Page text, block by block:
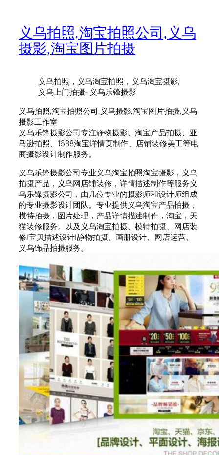
义乌拍照,淘宝拍照公司,义乌
摄影,淘宝图片拍摄
义乌拍照，义乌淘宝拍照，义乌淘宝摄影,
义乌上门拍摄- 义乌乐锋摄影
义乌拍照,淘宝拍照公司,义乌摄影,淘宝图片拍摄,义乌
摄影工作室
义乌乐锋摄影公司专注静物摄影、淘宝产品拍摄、亚
马逊拍照、1688淘宝详情页制作、店铺装修美工等电
商摄影设计制作服务。
义乌乐锋摄影公司专业义乌淘宝拍照淘宝摄影，义乌
拍摄产品，义乌网店铺装修，详情描述制作等服务义
乌乐锋摄影公司，由几位专业的摄影师和设计师组成
的专业摄影设计团队。专业提供义乌淘宝产品拍摄，
模特拍摄，图片处理，产品详情描述制作，淘宝，天
猫装修服务。以及义乌淘宝拍摄、模特拍摄、网店装
修|宝贝描述设计|静物拍摄、画册设计、网店运营、
义乌饰品拍摄服务。